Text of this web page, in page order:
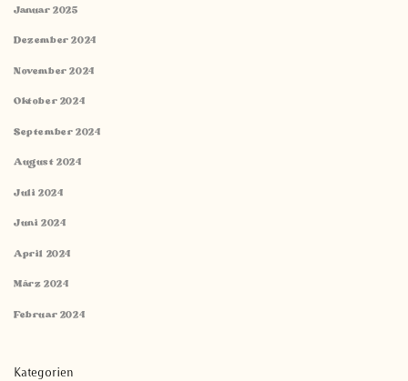
Januar 2025
Dezember 2024
November 2024
Oktober 2024
September 2024
August 2024
Juli 2024
Juni 2024
April 2024
März 2024
Februar 2024
Kategorien